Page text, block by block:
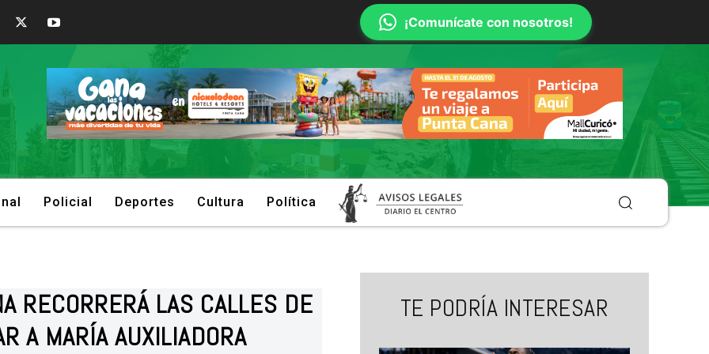
¡Comunícate con nosotros!
Policial Deportes Cultura Política
RECORRERÁ LAS CALLES DE
A MARÍA AUXILIADORA
TE PODRÍA INTERESAR